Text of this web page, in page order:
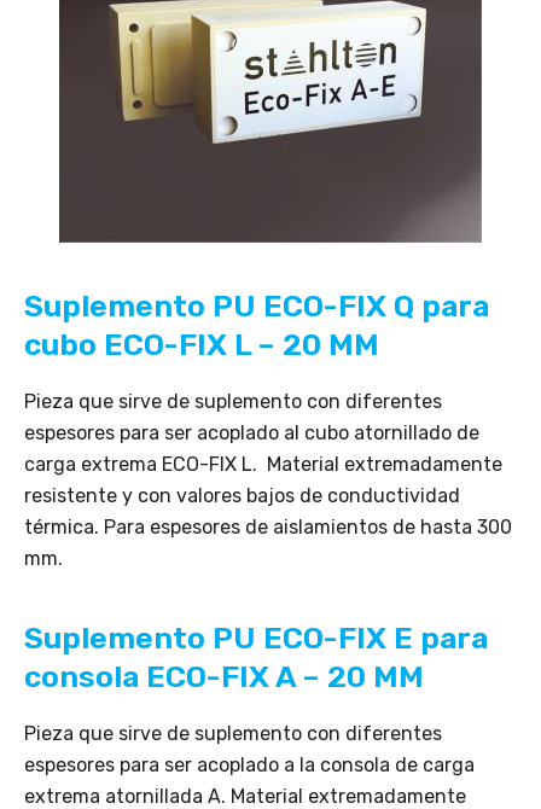
Suplemento PU ECO-FIX Q para
cubo ECO-FIX L – 20 MM
Pieza que sirve de suplemento con diferentes
espesores para ser acoplado al cubo atornillado de
carga extrema ECO-FIX L. Material extremadamente
resistente y con valores bajos de conductividad
térmica. Para espesores de aislamientos de hasta 300
mm.
Suplemento PU ECO-FIX E para
consola ECO-FIX A – 20 MM
Pieza que sirve de suplemento con diferentes
espesores para ser acoplado a la consola de carga
extrema atornillada A. Material extremadamente